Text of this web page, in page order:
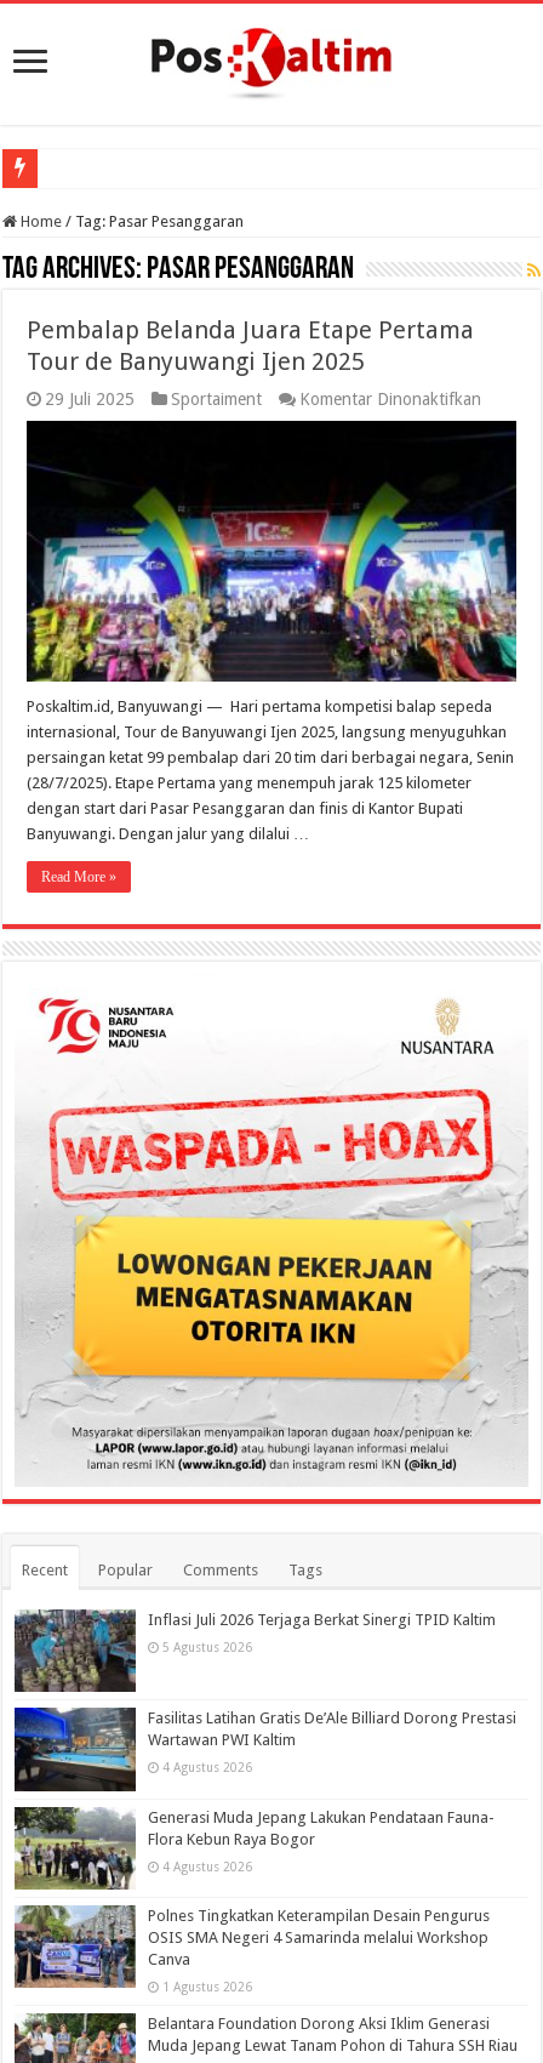
Home / Tag:Pasar Pesanggaran
Tag Archives: Pasar Pesanggaran
Pembalap Belanda Juara Etape Pertama
Tour de Banyuwangi Ijen 2025
29 Juli 2025 Sportaiment Komentar Dinonaktifkan
Belanda
Pertama
de
Ijen
2025
Poskaltim.id, Banyuwangi — Hari pertama kompetisi balap sepeda
internasional, Tour de Banyuwangi Ijen 2025, langsung menyuguhkan
persaingan ketat 99 pembalap dari 20 tim dari berbagai negara, Senin
(28/7/2025). Etape Pertama yang menempuh jarak 125 kilometer
dengan start dari Pasar Pesanggaran dan finis di Kantor Bupati
Banyuwangi. Dengan jalur yang dilalui …
Read More »
Recent Popular Comments Tags
Inflasi Juli 2026 Terjaga Berkat Sinergi TPID Kaltim
5 Agustus 2026
Fasilitas Latihan Gratis De’Ale Billiard Dorong Prestasi
Wartawan PWI Kaltim
4 Agustus 2026
Generasi Muda Jepang Lakukan Pendataan Fauna-
Flora Kebun Raya Bogor
4 Agustus 2026
Polnes Tingkatkan Keterampilan Desain Pengurus
OSIS SMA Negeri 4 Samarinda melalui Workshop
Canva
1 Agustus 2026
Belantara Foundation Dorong Aksi Iklim Generasi
Muda Jepang Lewat Tanam Pohon di Tahura SSH Riau